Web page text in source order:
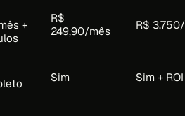
+
R$
249,90/mês
R$
Sim Sim +